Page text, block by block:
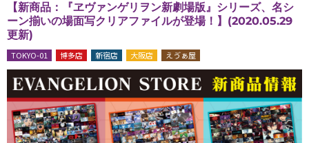
【新商品：『ヱヴァンゲリヲン新劇場版』シリーズ、名シ
ーン揃いの場面写クリアファイルが登場！】(2020.05.29
更新)
TOKYO-01 博多店 新宿店 大阪店 えゔぁ屋